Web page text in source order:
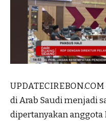
di Arab Saudi menjadi
dipertanyakan anggota